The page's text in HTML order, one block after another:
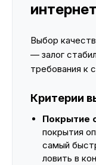
Выбор
— залог
требования к
Критерии
Покрытие
покрытия
самый
ловить в